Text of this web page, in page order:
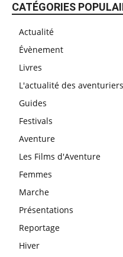
CATÉGORIES
Actualité
Évènement
Livres
L'actualité des aventuriers
Guides
Festivals
Aventure
Les Films d'Aventure
Femmes
Marche
Présentations
Reportage
Hiver